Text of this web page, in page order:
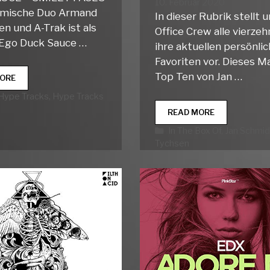
Duo Armand
und A-Trak ist als
Duck Sauce …
DANCE
HYPE
Tracks
In dieser Rubrik stellt
Office Crew alle
ihre aktuellen
Favoriten vor. Dieses
Top Ten von Jan …
READ MOREIN
THE
SCHMIDT-
TYCHSEN